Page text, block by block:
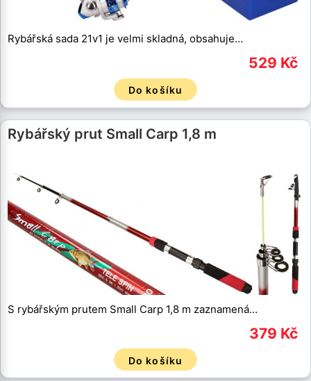
Rybářská sada 21v1 je velmi skladná, obsahuje…
529 Kč
Do košíku
Rybářský prut Small Carp 1,8 m
S rybářským prutem Small Carp 1,8 m zaznamená…
379 Kč
Do košíku